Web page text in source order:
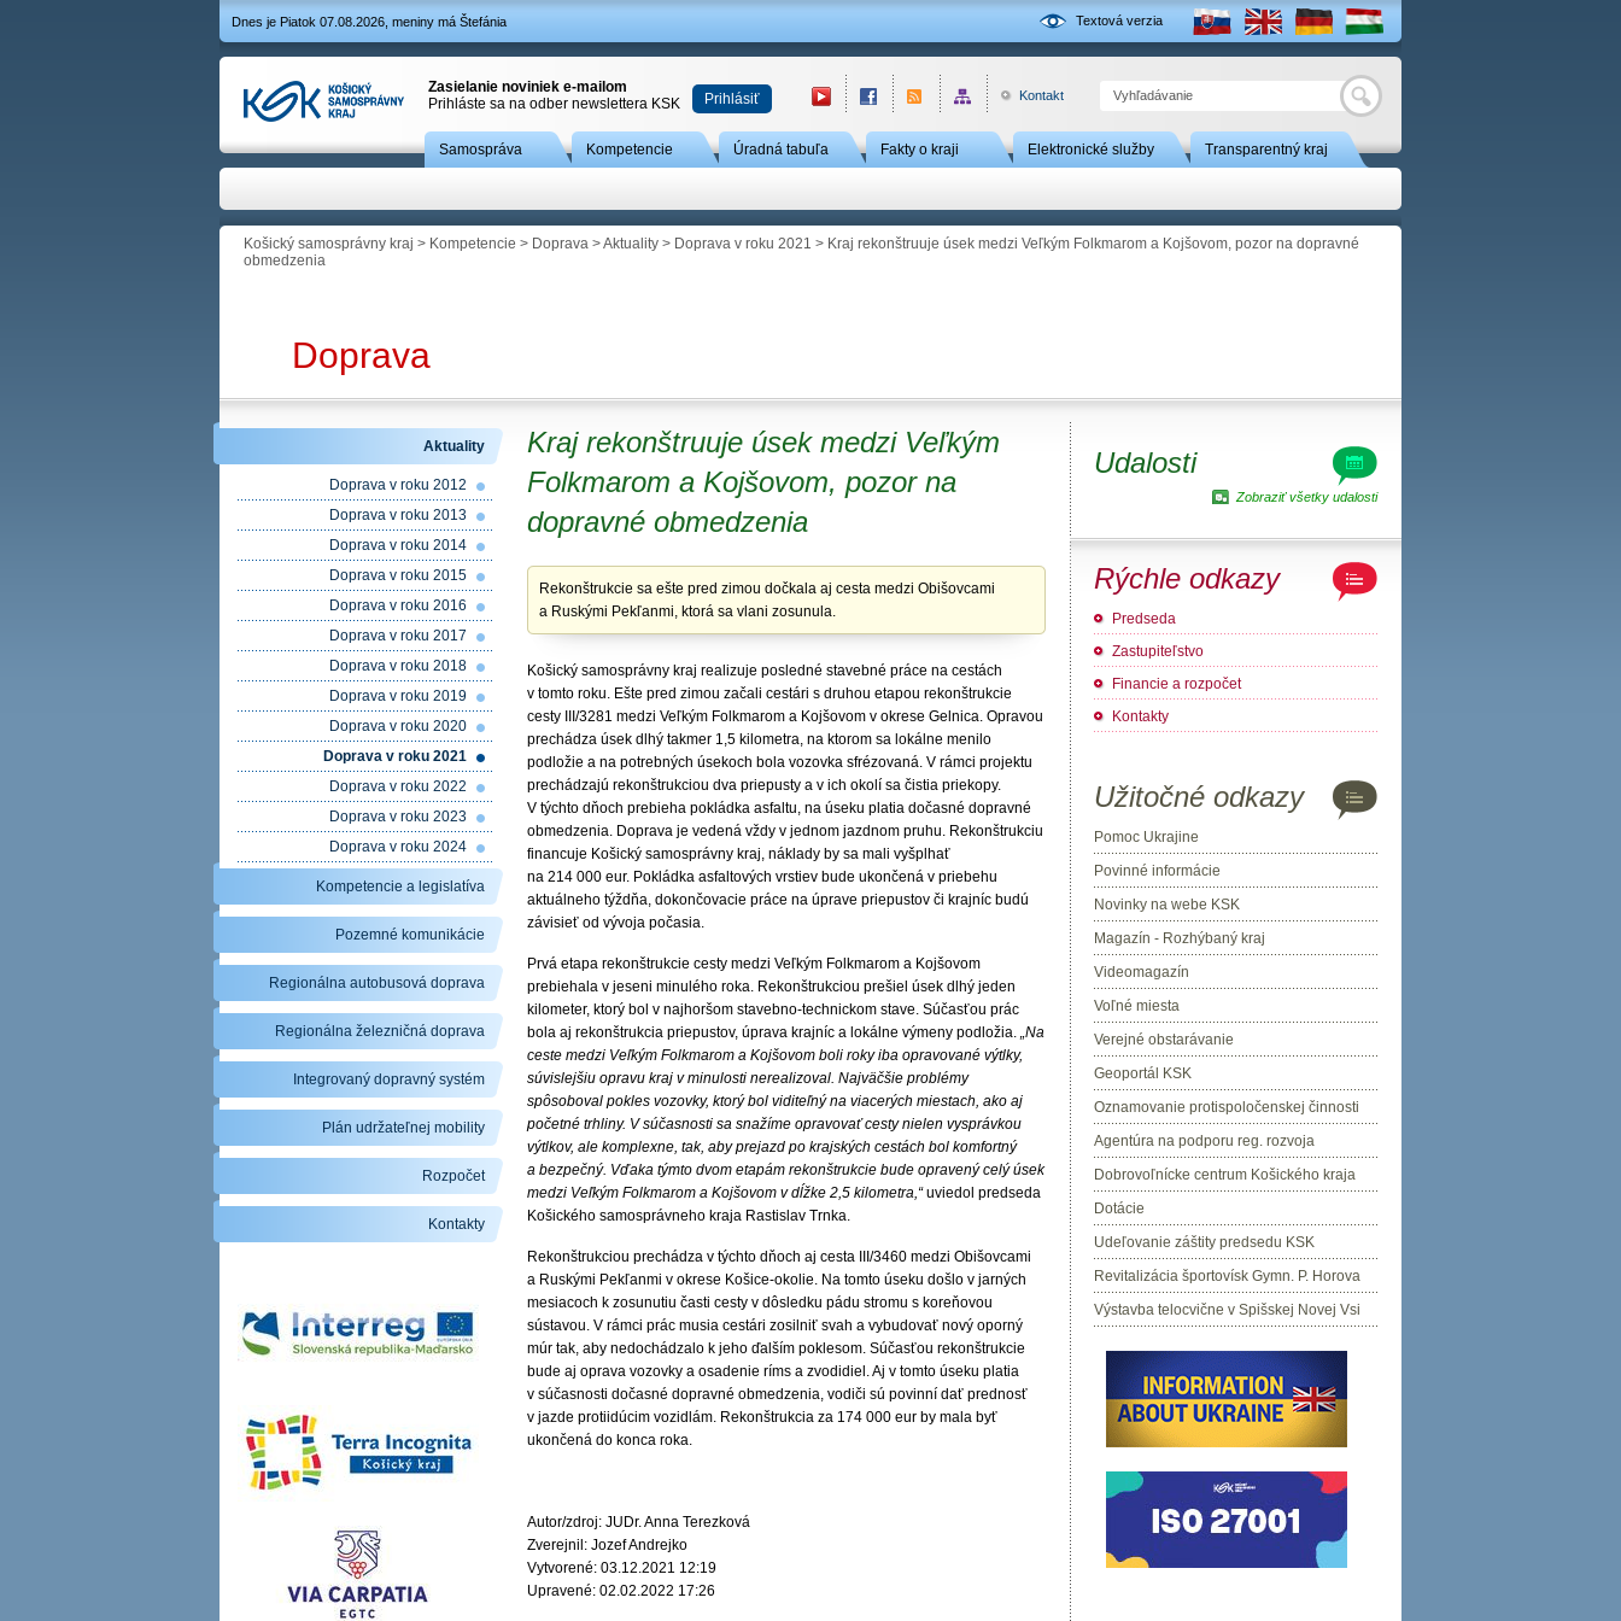
Textová verzia
Dnes je Piatok 07.08.2026, meniny má Štefánia
Hľadať
Zasielanie noviniek e-mailom
Prihláste sa na odber newslettera KSK
Prihlásiť Kontakt
Samospráva Kompetencie Úradná tabuľa Fakty o kraji Elektronické služby Transparentný kraj
Košický samosprávny kraj > Kompetencie > Doprava >Aktuality > Doprava v roku 2021 > Kraj rekonštruuje úsek medzi Veľkým Folkmarom a Kojšovom, pozor na dopravné
obmedzenia
Doprava
Kraj rekonštruuje úsek medzi Veľkým
Folkmarom a Kojšovom, pozor na
dopravné obmedzenia
Rekonštrukcie sa ešte pred zimou dočkala aj cesta medzi Obišovcami
a Ruskými Pekľanmi, ktorá sa vlani zosunula.
Košický samosprávny kraj realizuje posledné stavebné práce na cestách
v tomto roku. Ešte pred zimou začali cestári s druhou etapou rekonštrukcie
cesty III/3281 medzi Veľkým Folkmarom a Kojšovom v okrese Gelnica. Opravou
prechádza úsek dlhý takmer 1,5 kilometra, na ktorom sa lokálne menilo
podložie a na potrebných úsekoch bola vozovka sfrézovaná. V rámci projektu
prechádzajú rekonštrukciou dva priepusty a v ich okolí sa čistia priekopy.
V týchto dňoch prebieha pokládka asfaltu, na úseku platia dočasné dopravné
obmedzenia. Doprava je vedená vždy v jednom jazdnom pruhu. Rekonštrukciu
financuje Košický samosprávny kraj, náklady by sa mali vyšplhať
na 214 000 eur. Pokládka asfaltových vrstiev bude ukončená v priebehu
aktuálneho týždňa, dokončovacie práce na úprave priepustov či krajníc budú
závisieť od vývoja počasia.
Prvá etapa rekonštrukcie cesty medzi Veľkým Folkmarom a Kojšovom
prebiehala v jeseni minulého roka. Rekonštrukciou prešiel úsek dlhý jeden
kilometer, ktorý bol v najhoršom stavebno-technickom stave. Súčasťou prác
bola aj rekonštrukcia priepustov, úprava krajníc a lokálne výmeny podložia. „Na
ceste medzi Veľkým Folkmarom a Kojšovom boli roky iba opravované výtlky,
súvislejšiu opravu kraj v minulosti nerealizoval. Najväčšie problémy
spôsoboval pokles vozovky, ktorý bol viditeľný na viacerých miestach, ako aj
početné trhliny. V súčasnosti sa snažíme opravovať cesty nielen vysprávkou
výtlkov, ale komplexne, tak, aby prejazd po krajských cestách bol komfortný
a bezpečný. Vďaka týmto dvom etapám rekonštrukcie bude opravený celý úsek
medzi Veľkým Folkmarom a Kojšovom v dĺžke 2,5 kilometra,“uviedol predseda
Košického samosprávneho kraja Rastislav Trnka.
Rekonštrukciou prechádza v týchto dňoch aj cesta III/3460 medzi Obišovcami
a Ruskými Pekľanmi v okrese Košice-okolie. Na tomto úseku došlo v jarných
mesiacoch k zosunutiu časti cesty v dôsledku pádu stromu s koreňovou
sústavou. V rámci prác musia cestári zosilniť svah a vybudovať nový oporný
múr tak, aby nedochádzalo k jeho ďalším poklesom. Súčasťou rekonštrukcie
bude aj oprava vozovky a osadenie ríms a zvodidiel. Aj v tomto úseku platia
v súčasnosti dočasné dopravné obmedzenia, vodiči sú povinní dať prednosť
v jazde protiidúcim vozidlám. Rekonštrukcia za 174 000 eur by mala byť
ukončená do konca roka.
Autor/zdroj: JUDr. Anna Terezková
Zverejnil: Jozef Andrejko
Vytvorené: 03.12.2021 12:19
Upravené: 02.02.2022 17:26
Aktuality
Doprava v roku 2012
Doprava v roku 2013
Doprava v roku 2014
Doprava v roku 2015
Doprava v roku 2016
Doprava v roku 2017
Doprava v roku 2018
Doprava v roku 2019
Doprava v roku 2020
Doprava v roku 2021
Doprava v roku 2022
Doprava v roku 2023
Doprava v roku 2024
Kompetencie a legislatíva
Pozemné komunikácie
Regionálna autobusová doprava
Regionálna železničná doprava
Integrovaný dopravný systém
Plán udržateľnej mobility
Rozpočet
Kontakty
Udalosti
Zobraziť všetky udalosti
Rýchle odkazy
Predseda
Zastupiteľstvo
Financie a rozpočet
Kontakty
Užitočné odkazy
Pomoc Ukrajine
Povinné informácie
Novinky na webe KSK
Magazín - Rozhýbaný kraj
Videomagazín
Voľné miesta
Verejné obstarávanie
Geoportál KSK
Oznamovanie protispoločenskej činnosti
Agentúra na podporu reg. rozvoja
Dobrovoľnícke centrum Košického kraja
Dotácie
Udeľovanie záštity predsedu KSK
Revitalizácia športovísk Gymn. P. Horova
Výstavba telocvične v Spišskej Novej Vsi